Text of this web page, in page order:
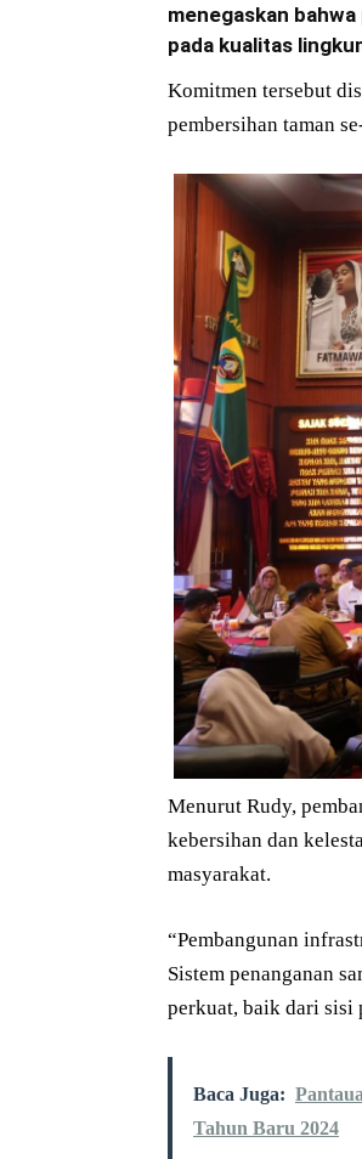
menegaskan
pada kualitas
Komitmen tersebut
pembersihan taman
Menurut Rudy,
kebersihan dan
masyarakat.
“Pembangunan
Sistem penanganan
perkuat, baik dari sisi
Baca Juga:
Tahun Baru 2024